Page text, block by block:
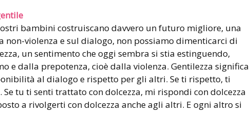
bambini costruiscano davvero un futuro migliore, una
non-violenza e sul dialogo, non possiamo dimenticarci di
un sentimento che oggi sembra si stia estinguendo,
e dalla prepotenza, cioè dalla violenza. Gentilezza significa
al dialogo e rispetto per gli altri. Se ti rispetto, ti
Se tu ti senti trattato con dolcezza, mi rispondi con dolcezza
a rivolgerti con dolcezza anche agli altri. E ogni altro si